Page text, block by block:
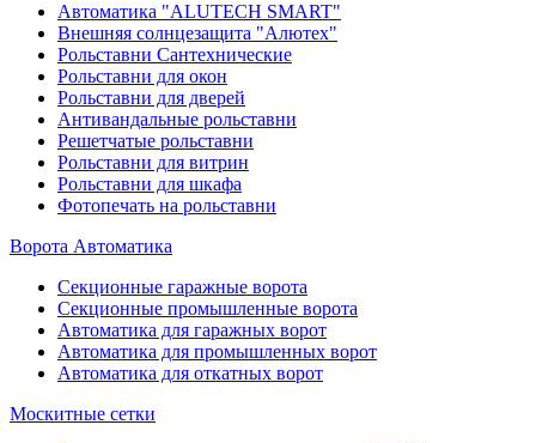
Автоматика "ALUTECH SMART"
Внешняя солнцезащита "Алютех"
Рольставни Сантехнические
Рольставни для окон
Рольставни для дверей
Антивандальные рольставни
Решетчатые рольставни
Рольставни для витрин
Рольставни для шкафа
Фотопечать на рольставни
Ворота Автоматика
Секционные гаражные ворота
Секционные промышленные ворота
Автоматика для гаражных ворот
Автоматика для промышленных ворот
Автоматика для откатных ворот
Москитные сетки